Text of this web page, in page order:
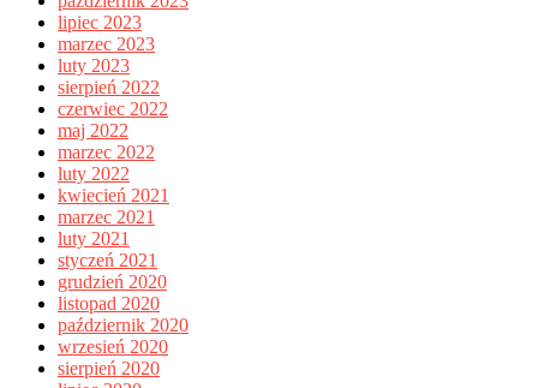
lipiec 2023
marzec 2023
luty 2023
sierpień 2022
czerwiec 2022
maj 2022
marzec 2022
luty 2022
kwiecień 2021
marzec 2021
luty 2021
styczeń 2021
grudzień 2020
listopad 2020
październik 2020
wrzesień 2020
sierpień 2020